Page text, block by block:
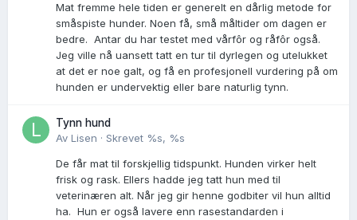
Mat fremme hele tiden er generelt en dårlig metode for
småspiste hunder. Noen få, små måltider om dagen er
bedre. Antar du har testet med vårfôr og råfôr også.
Jeg ville nå uansett tatt en tur til dyrlegen og utelukket
at det er noe galt, og få en profesjonell vurdering på om
hunden er undervektig eller bare naturlig tynn.
Tynn hund
Av Lisen · Skrevet %s, %s
De får mat til forskjellig tidspunkt. Hunden virker helt
frisk og rask. Ellers hadde jeg tatt hun med til
veterinæren alt. Når jeg gir henne godbiter vil hun alltid
ha. Hun er også lavere enn rasestandarden i